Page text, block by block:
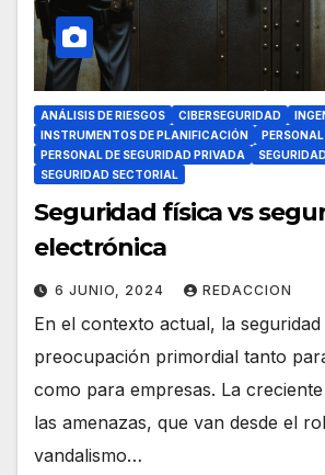
ANÁLISIS DE RIESGOS CIBERSEGURIDAD
INSTRUMENTOS DE PLANIFICACIÓN
PERSONAL DE SEGURIDAD PRIVADA
SEGURIDAD SECTORIAL
Seguridad física vs
electrónica
6 JUNIO, 2024 REDACCION
En el contexto actual, la
preocupación primordial tanto
como para empresas. La
las amenazas, que van desde el
vandalismo…